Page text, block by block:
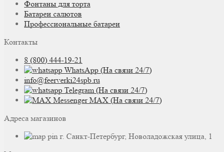
Фонтаны для торта
Батареи салютов
Профессиональные батареи
Контакты
8 (800) 444-19-21
WhatsApp (На связи 24/7)
info@feerverki24spb.ru
Telegram (На связи 24/7)
MAX (На связи 24/7)
Адреса магазинов
г. Санкт-Петербург, Новоладожская улица, 1